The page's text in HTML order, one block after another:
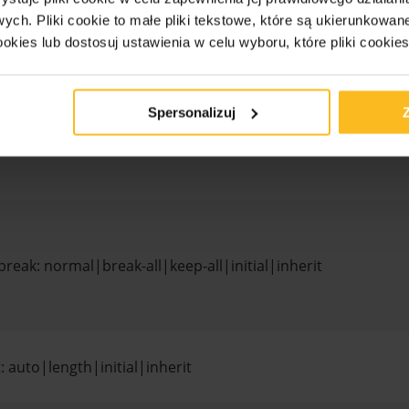
Pliki cookie to małe pliki tekstowe, które są
lub dostosuj ustawienia w celu wyboru, które pliki
Spersonalizuj
xx-small|x-small|small|medium|large|x-large|xx-
normal|break-all|keep-all|initial|inherit
auto|length|initial|inherit